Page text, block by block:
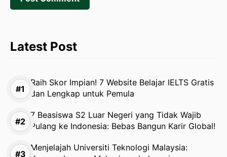
Latest Post
Raih Skor Impian! 7 Website Belajar IELTS Gratis
dan Lengkap untuk Pemula
7 Beasiswa S2 Luar Negeri yang Tidak Wajib
Pulang ke Indonesia: Bebas Bangun Karir Global!
Menjelajah Universiti Teknologi Malaysia: